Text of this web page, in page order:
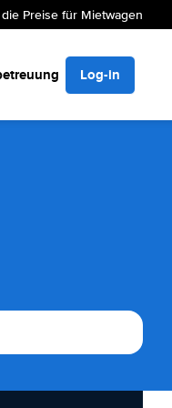
Preise für Mietwagen
Log-in